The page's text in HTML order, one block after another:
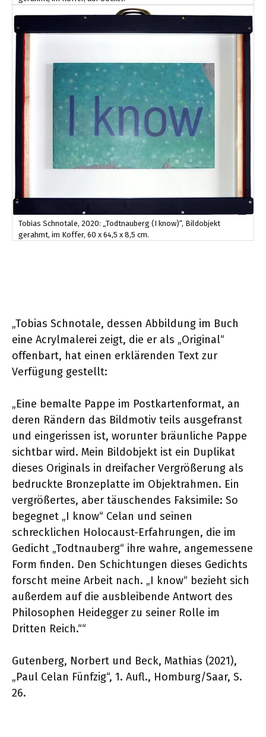
Tobias Schnotale, 2020: „Todtnauberg (I know)“, Bildobjekt
gerahmt, im Koffer, 60 x 64,5 x 8,5 cm.
„Tobias Schnotale, dessen Abbildung im Buch
eine Acrylmalerei zeigt, die er als „Original“
offenbart, hat einen erklärenden Text zur
Verfügung gestellt:
„Eine bemalte Pappe im Postkartenformat, an
deren Rändern das Bildmotiv teils ausgefranst
und eingerissen ist, worunter bräunliche Pappe
sichtbar wird. Mein Bildobjekt ist ein Duplikat
dieses Originals in dreifacher Vergrößerung als
bedruckte Bronzeplatte im Objektrahmen. Ein
vergrößertes, aber täuschendes Faksimile: So
begegnet „I know“ Celan und seinen
schrecklichen Holocaust-Erfahrungen, die im
Gedicht „Todtnauberg“ ihre wahre, angemessene
Form finden. Den Schichtungen dieses Gedichts
forscht meine Arbeit nach. „I know“ bezieht sich
außerdem auf die ausbleibende Antwort des
Philosophen Heidegger zu seiner Rolle im
Dritten Reich.““
Gutenberg, Norbert und Beck, Mathias (2021),
„Paul Celan Fünfzig“, 1. Aufl., Homburg/Saar, S.
26.